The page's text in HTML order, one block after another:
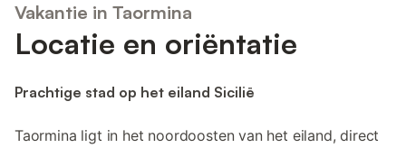
Vakantie in Taormina
Locatie en oriëntatie
Prachtige stad op het eiland Sicilië
Taormina ligt in het noordoosten van het eiland, direct